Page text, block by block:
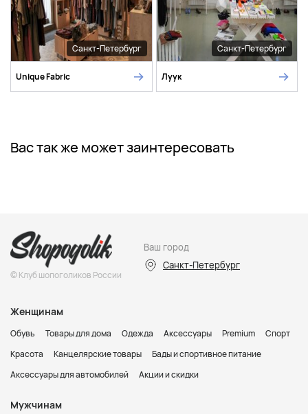
Санкт-Петербург
Unique Fabric
Санкт-Петербург
Луук
Вас так же может заинтересовать
© Клуб шопоголиков России
Ваш город
Санкт-Петербург
Женщинам
Обувь Товары для дома Одежда Аксессуары Premium
Спорт
Красота
Канцелярские товары
Бады и спортивное питание
Аксессуары для автомобилей
Акции и скидки
Мужчинам